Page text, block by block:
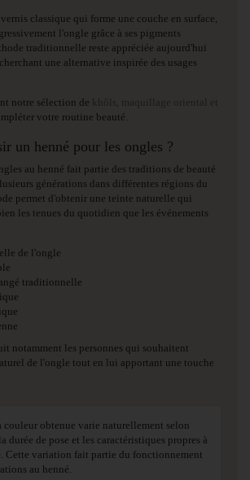
classique qui forme une couche en surface,
l'ongle grâce à ses pigments
traditionnelle reste appréciée aujourd'hui
une alternative inspirée des usages
notre sélection de
khôls, maquillage oriental et
votre routine beauté.
un henné pour les ongles ?
au henné fait partie des traditions de beauté
générations dans différentes régions du
permet d'obtenir une teinte naturelle qui
les tenues du quotidien que les événements
de l'ongle
traditionnelle
notamment les personnes qui souhaitent
de l'ongle tout en lui apportant une touche
couleur obtenue varie naturellement selon
durée de pose et les caractéristiques propres à
Cette variation fait partie du fonctionnement
au henné.